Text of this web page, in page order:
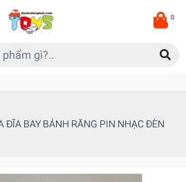
0
ĐĨA BAY BÁNH RĂNG PIN NHẠC ĐÈN